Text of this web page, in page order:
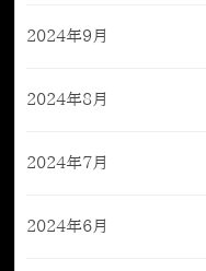
2024年9月
2024年8月
2024年7月
2024年6月